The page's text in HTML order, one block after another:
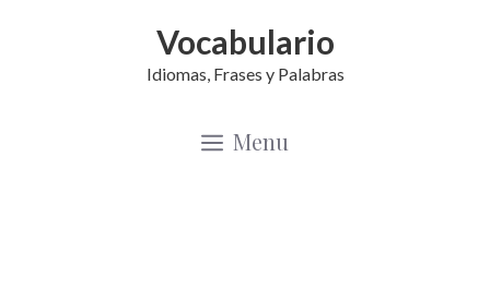
Vocabulario
Idiomas, Frases y Palabras
Menu